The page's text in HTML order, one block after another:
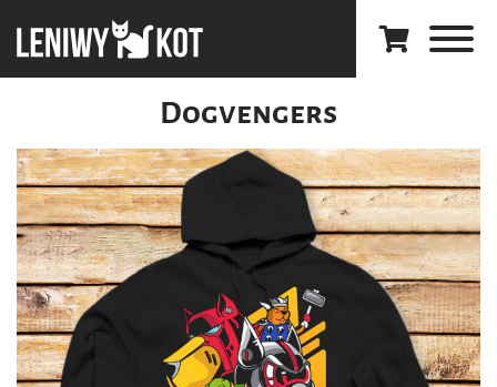
Dogvengers